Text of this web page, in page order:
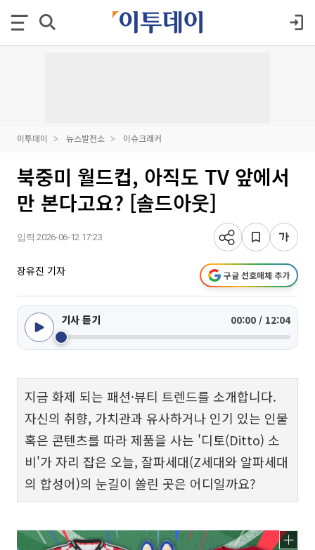
이투데이 뉴스발전소 이슈크래커
북중미 월드컵, 아직도 TV 앞에서
만 본다고요? [솔드아웃]
입력 2026-06-12 17:23
장유진 기자 구글 선호매체 추가
기사 듣기 00:00 / 12:04
지금 화제 되는 패션·뷰티 트렌드를 소개합니다.
자신의 취향, 가치관과 유사하거나 인기 있는 인물
혹은 콘텐츠를 따라 제품을 사는 '디토(Ditto) 소
비'가 자리 잡은 오늘, 잘파세대(Z세대와 알파세대
의 합성어)의 눈길이 쏠린 곳은 어디일까요?